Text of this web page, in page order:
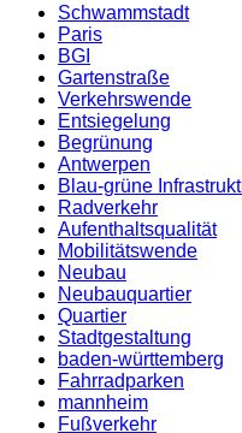
Schwammstadt
Paris
BGI
Gartenstraße
Verkehrswende
Entsiegelung
Begrünung
Antwerpen
Blau-grüne
Radverkehr
Aufenthaltsqualität
Mobilitätswende
Neubau
Neubauquartier
Quartier
Stadtgestaltung
baden-württemberg
Fahrradparken
mannheim
Fußverkehr